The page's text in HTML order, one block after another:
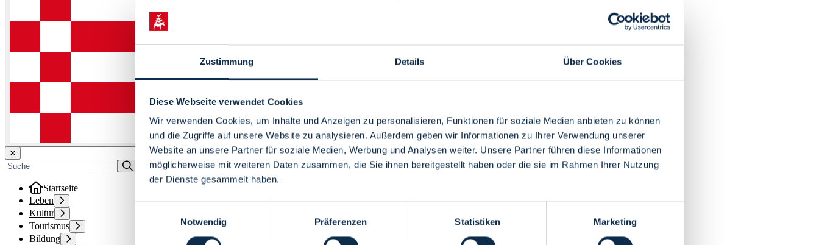
Zustimmung Details Über Cookies
Diese Webseite verwendet Cookies
Wir verwenden Cookies, um Inhalte und Anzeigen zu personalisieren, Funktionen für soziale Medien anbieten zu können
und die Zugriffe auf unsere Website zu analysieren. Außerdem geben wir Informationen zu Ihrer Verwendung unserer
Website an unsere Partner für soziale Medien, Werbung und Analysen weiter. Unsere Partner führen diese Informationen
möglicherweise mit weiteren Daten zusammen, die Sie ihnen bereitgestellt haben oder die sie im Rahmen Ihrer Nutzung
der Dienste gesammelt haben.
Notwendig
Präferenzen Statistiken Marketing
Menü
Startseite
Leben
Kultur
Tourismus
Bildung